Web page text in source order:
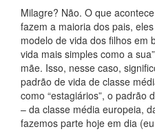
Milagre? Não. O que
fazem a maioria dos pais,
modelo de vida dos filhos em
vida mais simples como a
mãe. Isso, nesse caso,
padrão de vida de classe
como “estagiários”, o padrão
– da classe média europeia,
fazemos parte hoje em dia